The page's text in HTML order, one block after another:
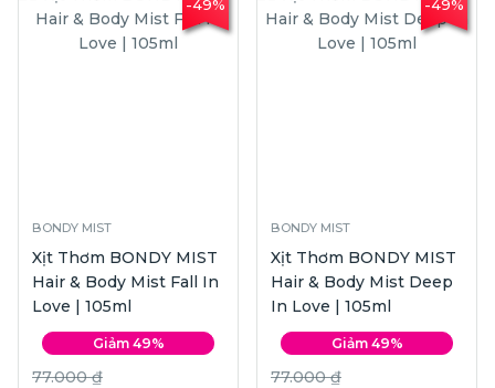
-49%
BONDY MIST
Xịt Thơm BONDY MIST
Hair & Body Mist Fall In
Love | 105ml
Giảm 49%
77.000 ₫
-49%
BONDY MIST
Xịt Thơm BONDY MIST
Hair & Body Mist Deep
In Love | 105ml
Giảm 49%
77.000 ₫